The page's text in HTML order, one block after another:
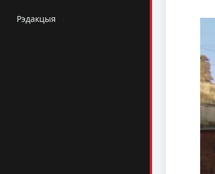
Рэдакцыя